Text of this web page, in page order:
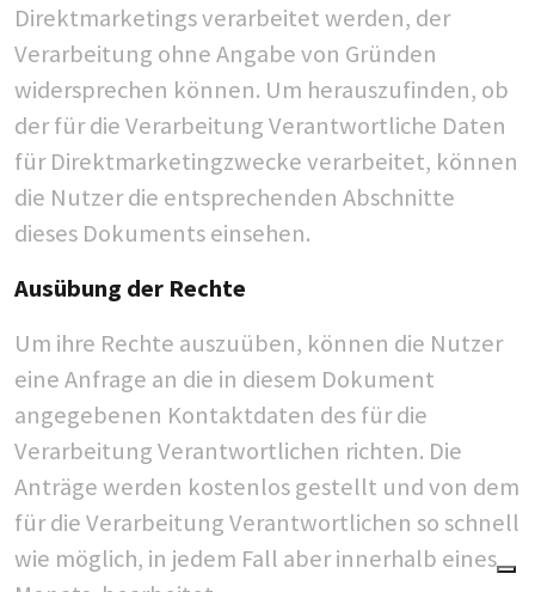
Direktmarketings verarbeitet werden, der
Verarbeitung ohne Angabe von Gründen
widersprechen können. Um herauszufinden, ob
der für die Verarbeitung Verantwortliche Daten
für Direktmarketingzwecke verarbeitet, können
die Nutzer die entsprechenden Abschnitte
dieses Dokuments einsehen.
Ausübung der Rechte
Um ihre Rechte auszuüben, können die Nutzer
eine Anfrage an die in diesem Dokument
angegebenen Kontaktdaten des für die
Verarbeitung Verantwortlichen richten. Die
Anträge werden kostenlos gestellt und von dem
für die Verarbeitung Verantwortlichen so schnell
wie möglich, in jedem Fall aber innerhalb eines